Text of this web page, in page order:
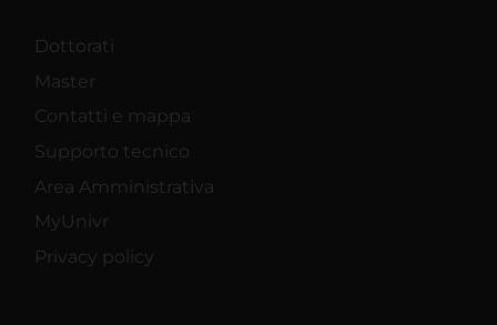
Dottorati
Master
Contatti e mappa
Supporto tecnico
Area Amministrativa
MyUnivr
Privacy policy